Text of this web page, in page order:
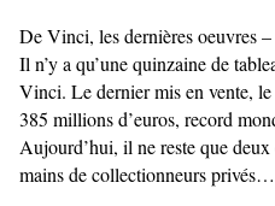
De Vinci, les dernières oeuvres
Il n’y a qu’une quinzaine de
Vinci. Le dernier mis en vente,
385 millions d’euros, record
Aujourd’hui, il ne reste que
mains de collectionneurs